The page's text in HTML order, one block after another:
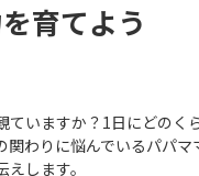
育てよう
ていますか？1日にどの
関わりに悩んでいるパパ
します。